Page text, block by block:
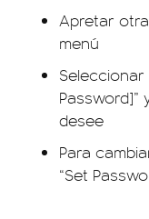
Apretar
menú
Seleccionar
desee
Para
“Set